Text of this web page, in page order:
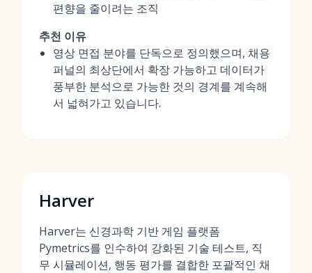
편향을 줄이려는 조직
추천 이유
영상 면접 분야를 단독으로 정의했으며, 채용
퍼널의 최상단에서 확장 가능하고 데이터가
풍부한 분석으로 가능한 것의 경계를 계속해
서 넓혀가고 있습니다.
Harver
Harver는 신경과학 기반 게임 플랫폼
Pymetrics를 인수하여 강화된 기술 테스트, 직
무 시뮬레이션, 행동 평가를 결합한 포괄적인 채